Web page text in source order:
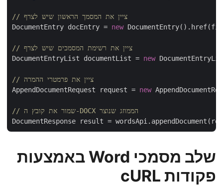
// ציין את המסמך הראשון שיש לצרף
DocumentEntry docEntry = new
// ציין את רשימת המסמכים שיש לצרף
DocumentEntryList documentList = new
// ציין את פרמטרי ההמרה
AppendDocumentRequest request = new
// שמור את קובץ ה-DOCX הממוזג שנוצר
שלב מסמכי Word באמצעות
פקודות cURL